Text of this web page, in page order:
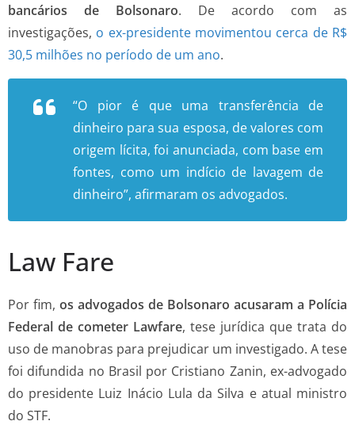
bancários de Bolsonaro. De acordo com as
investigações, o ex-presidente movimentou cerca de R$
30,5 milhões no período de um ano.
“O pior é que uma transferência de
dinheiro para sua esposa, de valores com
origem lícita, foi anunciada, com base em
fontes, como um indício de lavagem de
dinheiro”, afirmaram os advogados.
Law Fare
Por fim, os advogados de Bolsonaro acusaram a Polícia
Federal de cometer Lawfare, tese jurídica que trata do
uso de manobras para prejudicar um investigado. A tese
foi difundida no Brasil por Cristiano Zanin, ex-advogado
do presidente Luiz Inácio Lula da Silva e atual ministro
do STF.